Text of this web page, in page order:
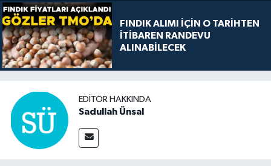
FINDIK ALIMI İÇİN O TARİHTEN
İTİBAREN RANDEVU
ALINABİLECEK
EDITÖR HAKKINDA
Sadullah Ünsal